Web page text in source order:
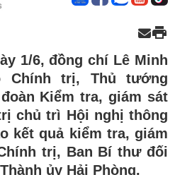
1/6, đồng chí Lê Minh
Chính trị, Thủ tướng
Kiểm tra, giám sát
chủ trì Hội nghị thông
kết quả kiểm tra, giám
trị, Ban Bí thư đối
ủy Hải Phòng.